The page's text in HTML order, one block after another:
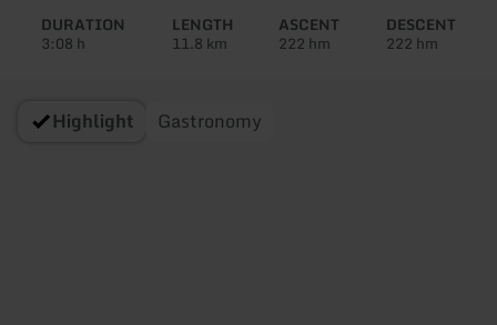
tour:
DURATION
3:08 h
LENGTH
11.8 km
ASCENT
222 hm
DESCENT
222 hm
Highlight Gastronomy